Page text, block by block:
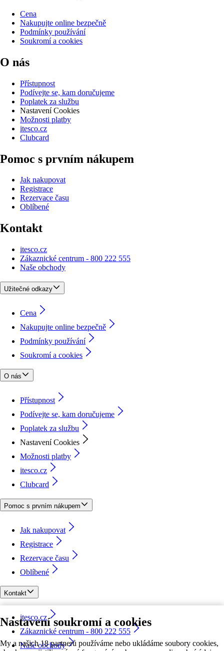
Nastavení soukromí a cookies
My a našich 18 partnerů používáme nebo ukládáme soubory cookies,
Cena
Nakupujte online bezpečně
Podmínky používání
Soukromí a cookies
O nás
Přístupnost
Podívejte se, kam doručujeme
Poplatek za službu
Nastavení Cookies
Možnosti platby
itesco.cz
Clubcard
Pomoc s prvním nákupem
Jak nakupovat
Registrace
Rezervace času
Oblíbené
Kontakt
itesco.cz
Zákaznické centrum - 800 222 555
Naše obchody
Užitečné odkazy
Cena
Nakupujte online bezpečně
Podmínky používání
Soukromí a cookies
O nás
Přístupnost
Podívejte se, kam doručujeme
Poplatek za službu
Nastavení Cookies
Možnosti platby
itesco.cz
Clubcard
Pomoc s prvním nákupem
Jak nakupovat
Registrace
Rezervace času
Oblíbené
Kontakt
itesco.cz
Zákaznické centrum - 800 222 555
Naše obchody